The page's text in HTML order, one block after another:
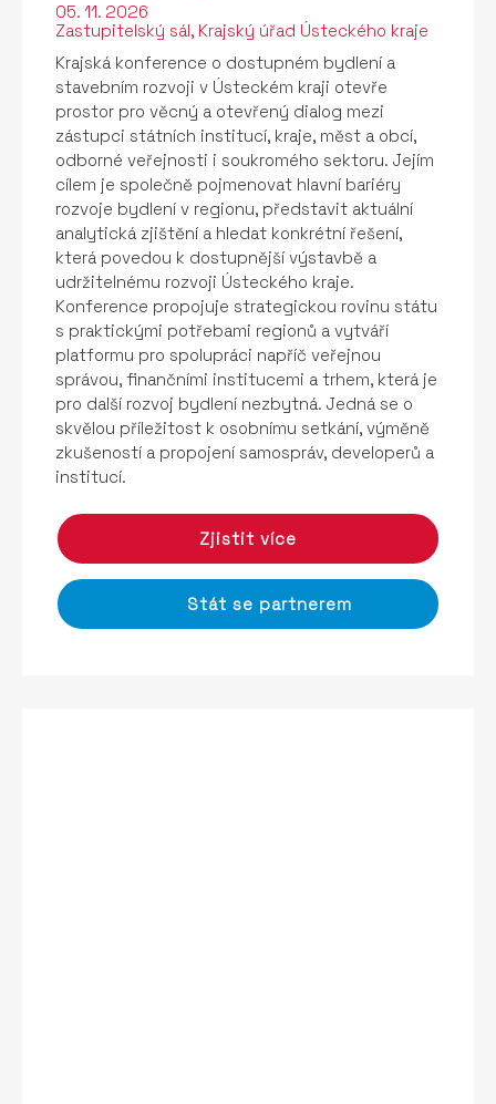
05. 11. 2026
Zastupitelský sál, Krajský úřad Ústeckého kraje
Krajská konference o dostupném bydlení a
stavebním rozvoji v Ústeckém kraji otevře
prostor pro věcný a otevřený dialog mezi
zástupci státních institucí, kraje, měst a obcí,
odborné veřejnosti i soukromého sektoru. Jejím
cílem je společně pojmenovat hlavní bariéry
rozvoje bydlení v regionu, představit aktuální
analytická zjištění a hledat konkrétní řešení,
která povedou k dostupnější výstavbě a
udržitelnému rozvoji Ústeckého kraje.
Konference propojuje strategickou rovinu státu
s praktickými potřebami regionů a vytváří
platformu pro spolupráci napříč veřejnou
správou, finančními institucemi a trhem, která je
pro další rozvoj bydlení nezbytná. Jedná se o
skvělou příležitost k osobnímu setkání, výměně
zkušeností a propojení samospráv, developerů a
institucí.
Zjistit více
Stát se partnerem